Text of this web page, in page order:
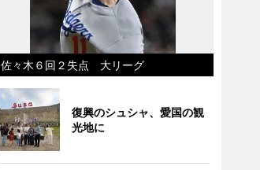
佐々木６回２失点 大リーグ
復興のシュシャ、愛国の観
光地に